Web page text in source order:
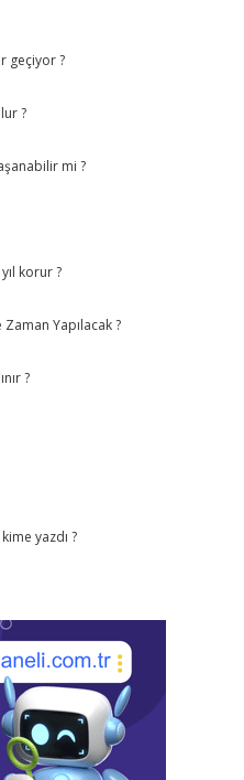
geçiyor ?
?
mi ?
korur ?
Zaman Yapılacak ?
?
yazdı ?